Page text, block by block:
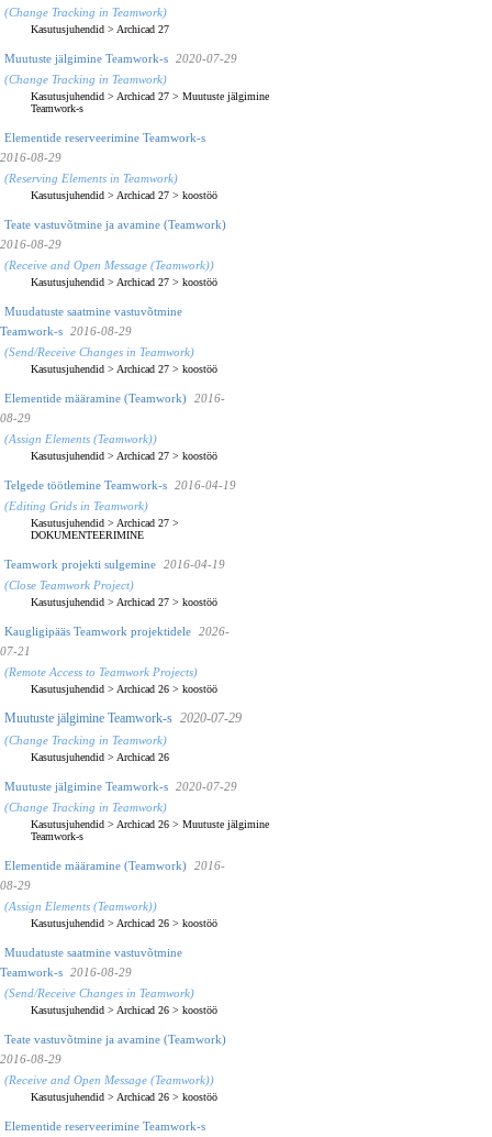
(Change Tracking in Teamwork)
Kasutusjuhendid > Archicad 27
Muutuste jälgimine Teamwork-s
2020-07-29
(Change Tracking in Teamwork)
Kasutusjuhendid > Archicad 27 > Muutuste jälgimine
Teamwork-s
Elementide reserveerimine Teamwork-s
2016-08-29
(Reserving Elements in Teamwork)
Kasutusjuhendid > Archicad 27 > koostöö
Teate vastuvõtmine ja avamine (Teamwork)
2016-08-29
(Receive and Open Message (Teamwork))
Kasutusjuhendid > Archicad 27 > koostöö
Muudatuste saatmine vastuvõtmine
Teamwork-s
2016-08-29
(Send/Receive Changes in Teamwork)
Kasutusjuhendid > Archicad 27 > koostöö
Elementide määramine (Teamwork)
2016-
08-29
(Assign Elements (Teamwork))
Kasutusjuhendid > Archicad 27 > koostöö
Telgede töötlemine Teamwork-s
2016-04-19
(Editing Grids in Teamwork)
Kasutusjuhendid > Archicad 27 >
DOKUMENTEERIMINE
Teamwork projekti sulgemine
2016-04-19
(Close Teamwork Project)
Kasutusjuhendid > Archicad 27 > koostöö
Kaugligipääs Teamwork projektidele
2026-
07-21
(Remote Access to Teamwork Projects)
Kasutusjuhendid > Archicad 26 > koostöö
Muutuste jälgimine Teamwork-s 2020-07-29
(Change Tracking in Teamwork)
Kasutusjuhendid > Archicad 26
Muutuste jälgimine Teamwork-s
2020-07-29
(Change Tracking in Teamwork)
Kasutusjuhendid > Archicad 26 > Muutuste jälgimine
Teamwork-s
Elementide määramine (Teamwork)
2016-
08-29
(Assign Elements (Teamwork))
Kasutusjuhendid > Archicad 26 > koostöö
Muudatuste saatmine vastuvõtmine
Teamwork-s
2016-08-29
(Send/Receive Changes in Teamwork)
Kasutusjuhendid > Archicad 26 > koostöö
Teate vastuvõtmine ja avamine (Teamwork)
2016-08-29
(Receive and Open Message (Teamwork))
Kasutusjuhendid > Archicad 26 > koostöö
Elementide reserveerimine Teamwork-s